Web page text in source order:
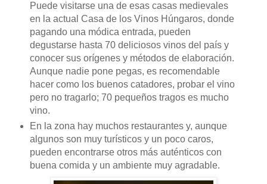
Puede visitarse una de esas casas medievales
en la actual Casa de los Vinos Húngaros, donde
pagando una módica entrada, pueden
degustarse hasta 70 deliciosos vinos del país y
conocer sus orígenes y métodos de elaboración.
Aunque nadie pone pegas, es recomendable
hacer como los buenos catadores, probar el vino
pero no tragarlo; 70 pequeños tragos es mucho
vino.
En la zona hay muchos restaurantes y, aunque
algunos son muy turísticos y un poco caros,
pueden encontrarse otros más auténticos con
buena comida y un ambiente muy agradable.